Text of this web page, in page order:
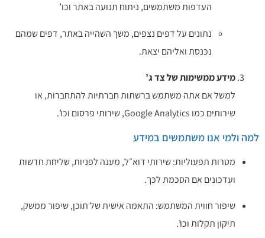
העדפות משתמשים, ניתוח תנועה באתר וכו’
נתונים על דפים נצפים, משך השהייה באתר, דפים שמהם
נכנסת ואליהם יצאת.
מידע ממשימות של צד ג’
למשל אם אתה משתמש ברשתות חברתיות להתחברות, או
שירותים כמו Google Analytics, שירותי פרסום וכו’.
למה ולמי אנו משתמשים במידע
מטרות תפעוליות: שירותי דוא״ל, מענה לפניות, שליחת חדשות
ועדכונים אם הסכמת לכך.
שיפור חווית המשתמש: התאמה אישית של תוכן, שיפור ממשק,
תיקון תקלות וכו’.